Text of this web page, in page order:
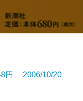
円 2006/10/20